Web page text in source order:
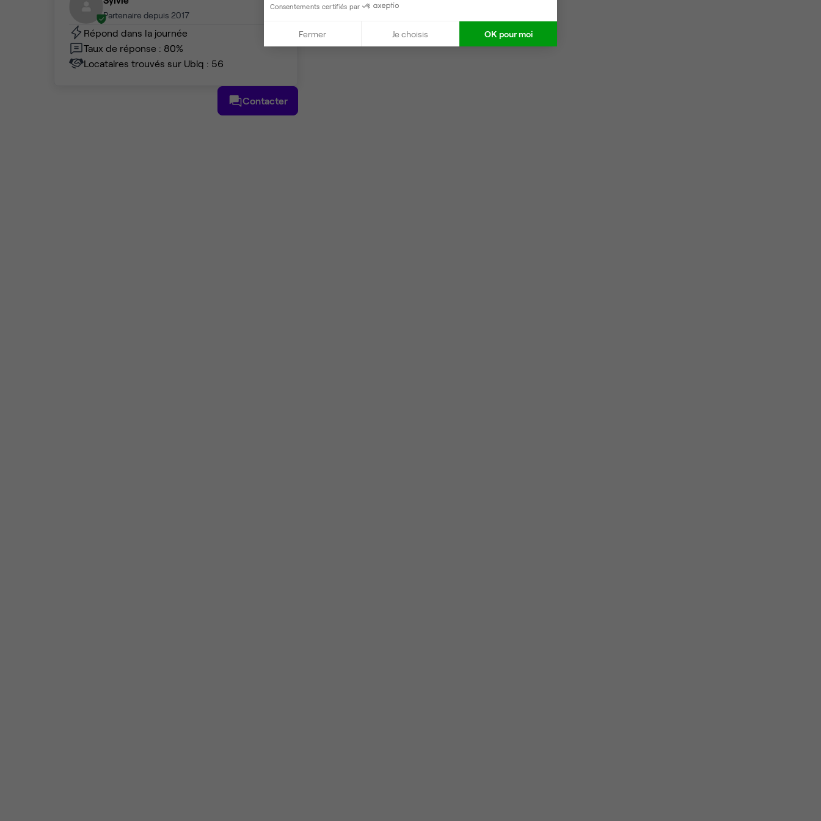
Partenaire depuis 2017
Répond dans la journée
Taux de réponse : 80%
Locataires trouvés sur Ubiq : 56
Contacter
Consentements certifiés par
Fermer Je choisis OK pour moi